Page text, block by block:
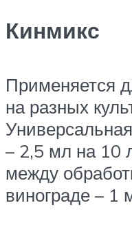
Кинмикс
Применяется
на разных
– 2,5 мл на 10
между
винограде – 1